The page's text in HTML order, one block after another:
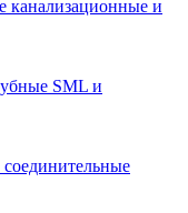
канализационные и
SML и